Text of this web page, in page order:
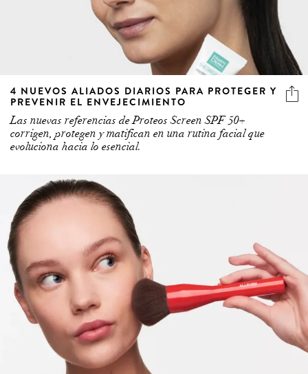
4 NUEVOS ALIADOS DIARIOS PARA PROTEGER Y
PREVENIR EL ENVEJECIMIENTO
Las nuevas referencias de Proteos Screen SPF 50+
corrigen, protegen y matifican en una rutina facial que
evoluciona hacia lo esencial.